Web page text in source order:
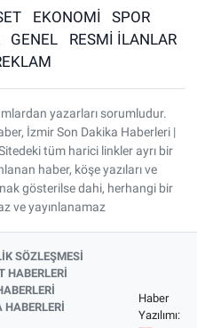
EKONOMİ
SPOR
GENEL
RESMİ İLANLAR
yazarları sorumludur.
İzmir Son Dakika Haberleri |
tüm harici linkler ayrı bir
haber, köşe yazıları ve
gösterilse dahi, herhangi bir
ve yayınlanamaz
SÖZLEŞMESİ
HABERLERİ
HABERLERİ
Haber
Yazılımı: